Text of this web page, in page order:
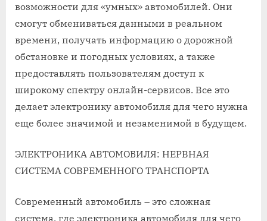
возможности для «умных» автомобилей. Они
смогут обмениваться данными в реальном
времени, получать информацию о дорожной
обстановке и погодных условиях, а также
предоставлять пользователям доступ к
широкому спектру онлайн-сервисов. Все это
делает электронику автомобиля для чего нужна
еще более значимой и незаменимой в будущем.
ЭЛЕКТРОНИКА АВТОМОБИЛЯ: НЕРВНАЯ
СИСТЕМА СОВРЕМЕННОГО ТРАНСПОРТА
Современный автомобиль – это сложная
система, где электроника автомобиля для чего